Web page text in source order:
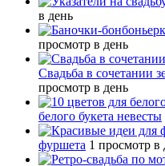
в день
просмотр в день
Свадьба в сочетании
просмотр в день
белого букета невесты
фуршета 1 просмотр в